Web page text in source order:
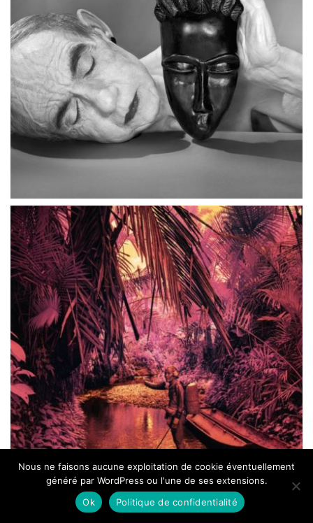
Nous ne faisons aucune exploitation de cookie éventuellement
généré par WordPress ou l'une de ses extensions.
Ok
Politique de confidentialité